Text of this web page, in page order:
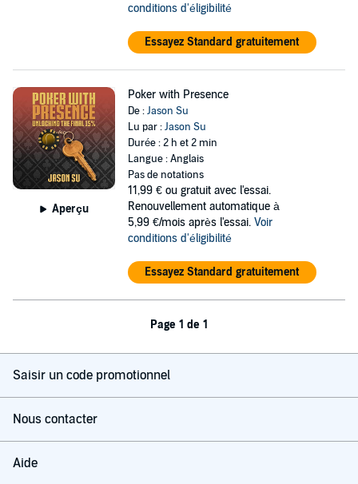
conditions d'éligibilité
Essayez Standard gratuitement
Aperçu
Poker with Presence
De :Jason Su
Lu par :Jason Su
Durée : 2 h et 2 min
Langue : Anglais
Pas de notations
11,99 € ou gratuit avec l'essai.
Renouvellement automatique à
5,99 €/mois après l'essai. Voir
conditions d'éligibilité
Essayez Standard gratuitement
Page 1 de 1
Saisir un code promotionnel
Nous contacter
Aide